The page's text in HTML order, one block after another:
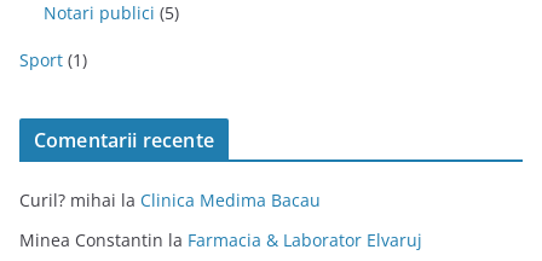
Notari publici (5)
Sport (1)
Comentarii recente
Curil? mihai la Clinica Medima Bacau
Minea Constantin la Farmacia & Laborator Elvaruj